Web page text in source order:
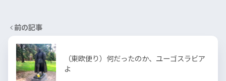
前の記事
（東欧便り）何だったのか、ユーゴスラビア
よ